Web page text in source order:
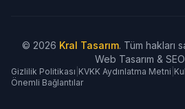
© 2026 Kral Tasarım. Tüm hakları
Web Tasarım &
Gizlilik Politikası KVKK Aydınlatma Metni
Önemli Bağlantılar